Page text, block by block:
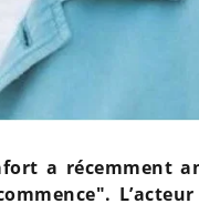
a récemment
L’acteur